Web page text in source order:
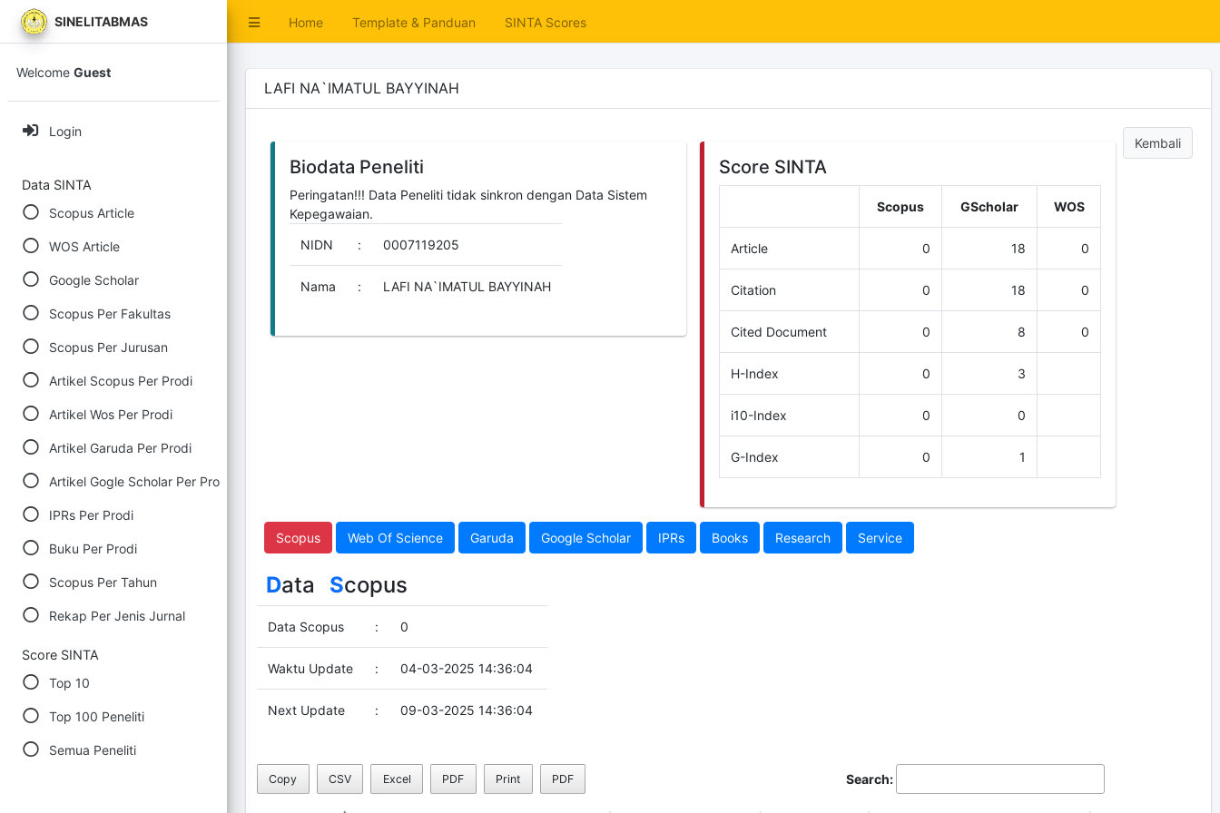
Home Template & Panduan SINTA Scores
SINELITABMAS
Welcome Guest
Login
Data SINTA
Scopus Article
WOS Article
Google Scholar
Scopus Per Fakultas
Scopus Per Jurusan
Artikel Scopus Per Prodi
Artikel Wos Per Prodi
Artikel Garuda Per Prodi
Artikel Gogle Scholar Per Prodi
IPRs Per Prodi
Buku Per Prodi
Scopus Per Tahun
Rekap Per Jenis Jurnal
Score SINTA
Top 10
Top 100 Peneliti
Semua Peneliti
LAFI NA`IMATUL BAYYINAH
Kembali
Biodata Peneliti
Peringatan!!! Data Peneliti tidak sinkron dengan Data Sistem
Kepegawaian.
NIDN
: 0007119205
Nama : LAFI NA`IMATUL BAYYINAH
Score SINTA
Scopus GScholar WOS
Article 0 18 0
Citation 0 18 0
Cited Document 0 8 0
H-Index 0 3
i10-Index 0 0
G-Index 0 1
Scopus Web Of Science Garuda Google Scholar IPRs Books Research Service
Data Scopus
Data Scopus : 0
Waktu Update : 04-03-2025 14:36:04
Next Update : 09-03-2025 14:36:04
Copy CSV Excel PDF Print PDF Search: